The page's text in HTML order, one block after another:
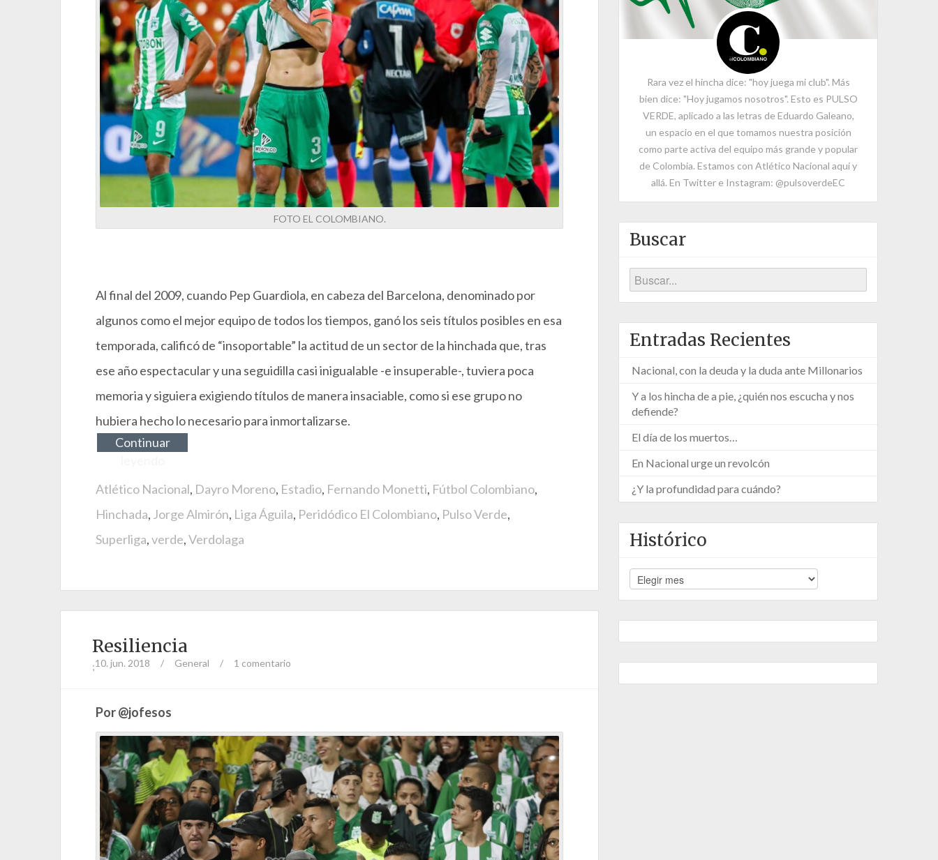
FOTO EL COLOMBIANO.
Al final del 2009, cuando Pep Guardiola, en cabeza del Barcelona, denominado por
algunos como el mejor equipo de todos los tiempos, ganó los seis títulos posibles en esa
temporada, calificó de “insoportable” la actitud de un sector de la hinchada que, tras
ese año espectacular y una seguidilla casi inigualable -e insuperable-, tuviera poca
memoria y siguiera exigiendo títulos de manera insaciable, como si ese grupo no
hubiera hecho lo necesario para inmortalizarse.
Continuar
Atlético Nacional, Dayro Moreno, Estadio, Fernando Monetti, Fútbol Colombiano,
Hinchada, Jorge Almirón, Liga Águila, Peridódico El Colombiano, Pulso Verde,
Superliga,verde,Verdolaga
Resiliencia
;10. jun. 2018 / General / 1 comentario
Por @jofesos
Rara vez el hincha dice: "hoy juega mi club". Más
bien dice: "Hoy jugamos nosotros". Esto es PULSO
VERDE, aplicado a las letras de Eduardo Galeano,
un espacio en el que tomamos nuestra posición
como parte activa del equipo más grande y popular
de Colombia. Estamos con Atlético Nacional aquí y
allá. En Twitter e Instagram: @pulsoverdeEC
Buscar
Entradas Recientes
Nacional, con la deuda y la duda ante Millonarios
Y a los hincha de a pie, ¿quién nos escucha y nos
defiende?
El día de los muertos…
En Nacional urge un revolcón
¿Y la profundidad para cuándo?
Histórico